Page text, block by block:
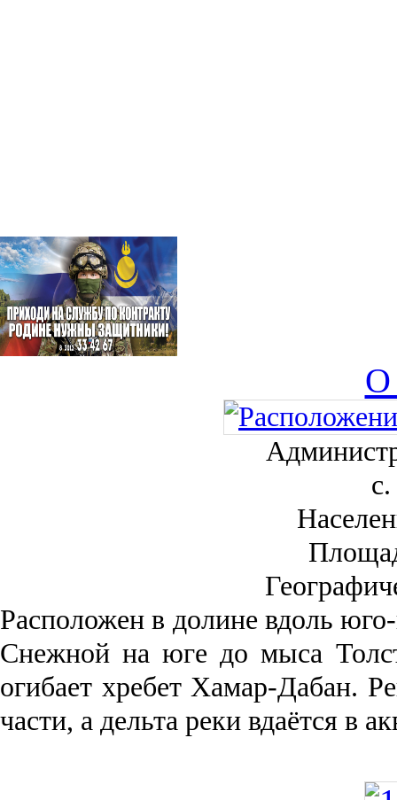
О
Рас­положен в долине вдоль
Снежной на юге до мыса
огибает хребет Хамар-Дабан.
части, а дельта реки вда­ётся в